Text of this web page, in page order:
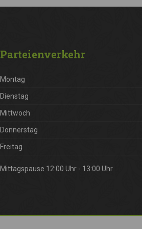
Parteienverkehr
Montag
Dienstag
Mittwoch
Donnerstag
Freitag
Mittagspause 12:00 Uhr - 13:00 Uhr